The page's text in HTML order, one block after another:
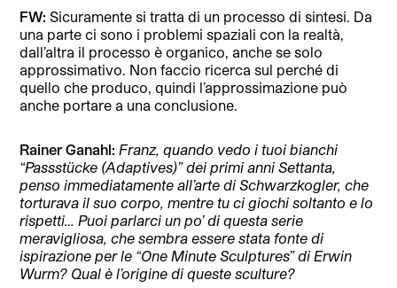
FW: Sicuramente si tratta di un processo di sintesi. Da
una parte ci sono i problemi spaziali con la realtà,
dall’altra il processo è organico, anche se solo
approssimativo. Non faccio ricerca sul perché di
quello che produco, quindi l’approssimazione può
anche portare a una conclusione.
Rainer Ganahl: Franz, quando vedo i tuoi bianchi
“Passstücke (Adaptives)” dei primi anni Settanta,
penso immediatamente all’arte di Schwarzkogler, che
torturava il suo corpo, mentre tu ci giochi soltanto e lo
rispetti… Puoi parlarci un po’ di questa serie
meravigliosa, che sembra essere stata fonte di
ispirazione per le “One Minute Sculptures” di Erwin
Wurm? Qual è l’origine di queste sculture?